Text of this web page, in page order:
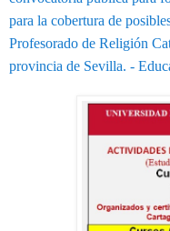
para la cobertura de
Profesorado de Religión
provincia de Sevilla. -